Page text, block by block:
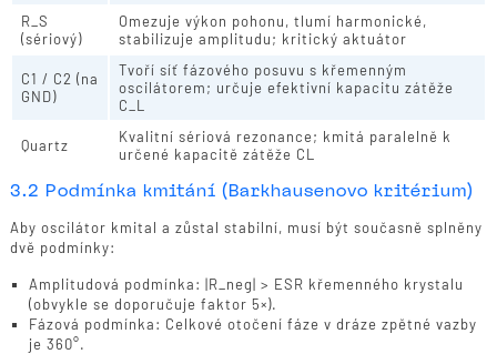
R_S
(sériový)
Omezuje výkon pohonu, tlumí harmonické,
stabilizuje amplitudu; kritický aktuátor
C1 / C2 (na
GND)
Tvoří síť fázového posuvu s křemenným
oscilátorem; určuje efektivní kapacitu zátěže
C_L
Quartz
Kvalitní sériová rezonance; kmitá paralelně k
určené kapacitě zátěže CL
3.2 Podmínka kmitání (Barkhausenovo kritérium)
Aby oscilátor kmital a zůstal stabilní, musí být současně splněny
dvě podmínky:
Amplitudová podmínka: |R_neg| > ESR křemenného krystalu
(obvykle se doporučuje faktor 5×).
Fázová podmínka: Celkové otočení fáze v dráze zpětné vazby
je 360°.